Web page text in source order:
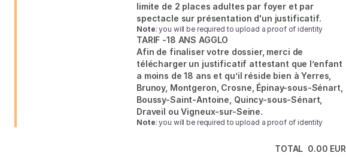
limite de 2 places adultes par foyer et par
spectacle sur présentation d'un justificatif.
Note: you will be required to upload a proof of identity
TARIF -18 ANS AGGLO
Afin de finaliser votre dossier, merci de
télécharger un justificatif attestant que l’enfant
a moins de 18 ans et qu’il réside bien à Yerres,
Brunoy, Montgeron, Crosne, Épinay-sous-Sénart,
Boussy-Saint-Antoine, Quincy-sous-Sénart,
Draveil ou Vigneux-sur-Seine.
Note: you will be required to upload a proof of identity
TOTAL 0.00 EUR